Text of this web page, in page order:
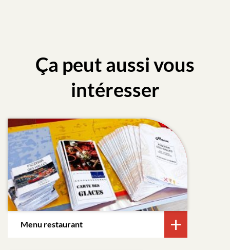
Ça peut aussi vous
intéresser
Menu restaurant